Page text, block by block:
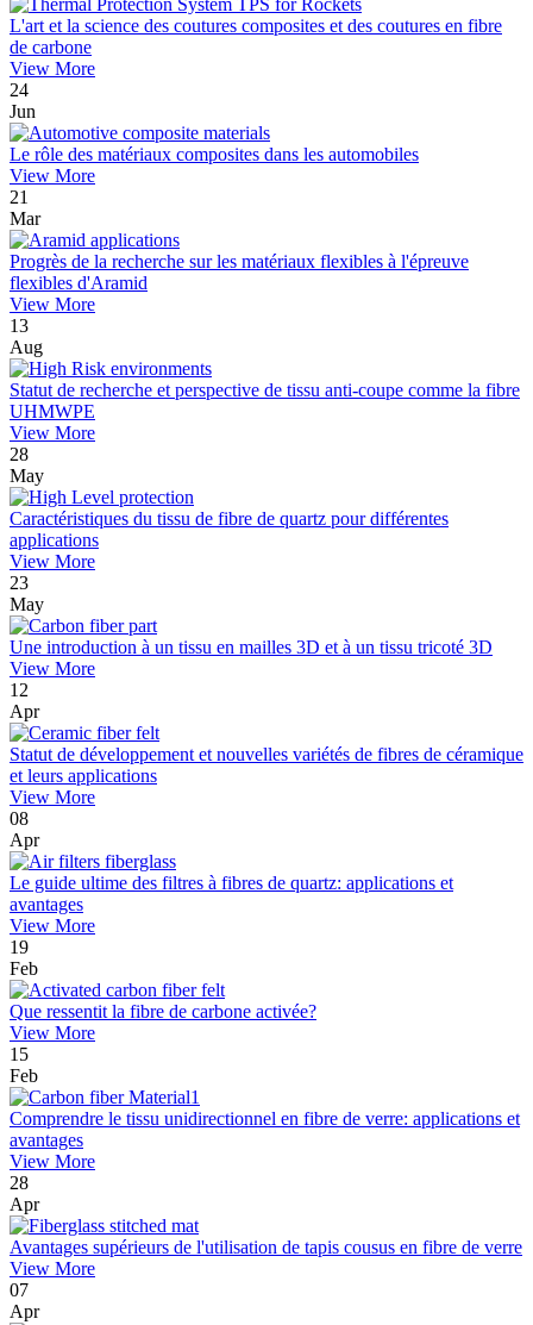
L'art et la science des coutures composites et des coutures en fibre
de carbone
View More
24
Jun
Le rôle des matériaux composites dans les automobiles
View More
21
Mar
Progrès de la recherche sur les matériaux flexibles à l'épreuve
flexibles d'Aramid
View More
13
Aug
Statut de recherche et perspective de tissu anti-coupe comme la fibre
UHMWPE
View More
28
May
Caractéristiques du tissu de fibre de quartz pour différentes
applications
View More
23
May
Une introduction à un tissu en mailles 3D et à un tissu tricoté 3D
View More
12
Apr
Statut de développement et nouvelles variétés de fibres de céramique
et leurs applications
View More
08
Apr
Le guide ultime des filtres à fibres de quartz: applications et
avantages
View More
19
Feb
Que ressentit la fibre de carbone activée?
View More
15
Feb
Comprendre le tissu unidirectionnel en fibre de verre: applications et
avantages
View More
28
Apr
Avantages supérieurs de l'utilisation de tapis cousus en fibre de verre
View More
07
Apr